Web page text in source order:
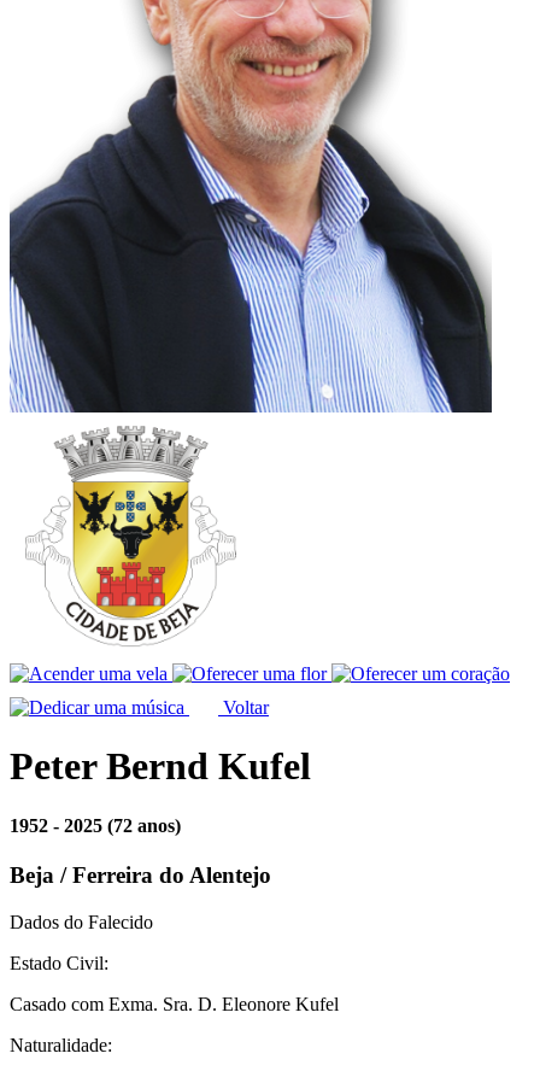
Voltar
Peter Bernd Kufel
1952 - 2025 (72 anos)
Beja / Ferreira do Alentejo
Dados do Falecido
Estado Civil:
Casado com Exma. Sra. D. Eleonore Kufel
Naturalidade: